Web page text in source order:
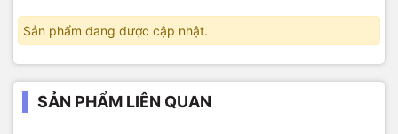
Sản phẩm đang được cập nhật.
SẢN PHẨM LIÊN QUAN